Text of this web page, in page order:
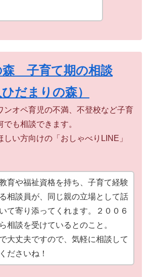
森 子育て期の相談
ひだまりの森）
ンオペ育児の不満、不登校など子育
も相談できます。
しい方向けの「おしゃべりLINE」
育や福祉資格を持ち、子育て経験
相談員が、同じ親の立場として話
て寄り添ってくれます。２００６
相談を受けているとのこと。
大丈夫ですので、気軽に相談して
ださいね！